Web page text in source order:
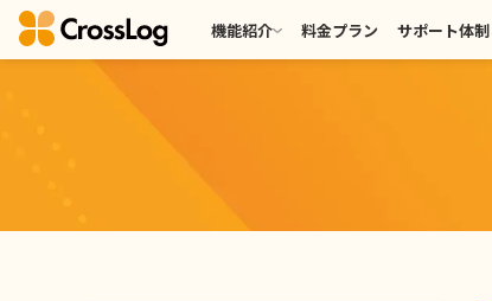
機能紹介 料金プラン サポート体制